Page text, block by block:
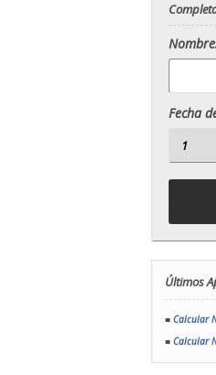
Fecha
Últimos
■ Calcular
■ Calcular